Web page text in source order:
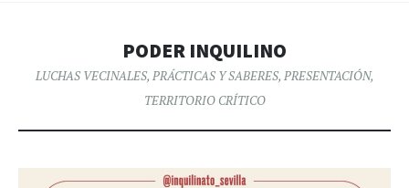
PODER INQUILINO
LUCHAS VECINALES, PRÁCTICAS Y SABERES, PRESENTACIÓN,
TERRITORIO CRÍTICO